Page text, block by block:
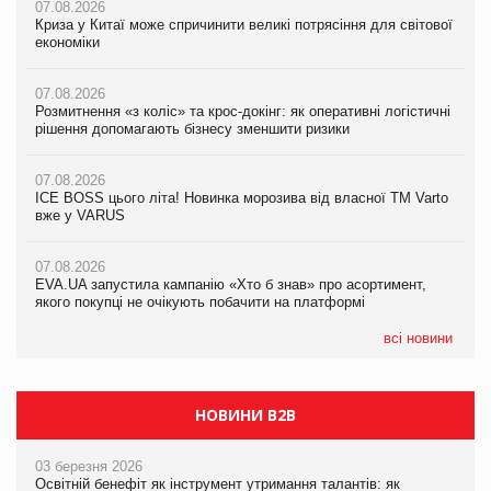
07.08.2026
Криза у Китаї може спричинити великі потрясіння для світової
економіки
07.08.2026
Розмитнення «з коліс» та крос-докінг: як оперативні логістичні
рішення допомагають бізнесу зменшити ризики
07.08.2026
ICE BOSS цього літа! Новинка морозива від власної ТМ Varto
вже у VARUS
07.08.2026
EVA.UA запустила кампанію «Хто б знав» про асортимент,
якого покупці не очікують побачити на платформі
всі новини
07.08.2026
Криза у Китаї може спричинити великі потрясіння для світової
економіки
07.08.2026
Розмитнення «з коліс» та крос-докінг: як оперативні логістичні
рішення допомагають бізнесу зменшити ризики
07.08.2026
ICE BOSS цього літа! Новинка морозива від власної ТМ Varto
вже у VARUS
07.08.2026
EVA.UA запустила кампанію «Хто б знав» про асортимент,
якого покупці не очікують побачити на платформі
07.08.2026
Криза у Китаї може спричинити великі потрясіння для світової
економіки
07.08.2026
Kraft Heinz скоротила збиток у першому півріччі
Продажі Hugo Boss впали на 9%
НОВИНИ B2B
03 березня 2026
Освітній бенефіт як інструмент утримання талантів: як